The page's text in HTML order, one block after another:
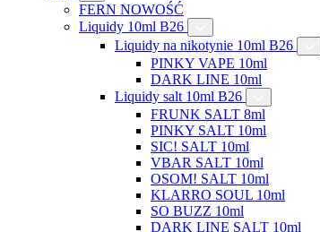
FERN NOWOŚĆ
Liquidy 10ml B26
Liquidy na nikotynie 10ml B26
PINKY VAPE 10ml
DARK LINE 10ml
Liquidy salt 10ml B26
FRUNK SALT 8ml
PINKY SALT 10ml
SIC! SALT 10ml
VBAR SALT 10ml
OSOM! SALT 10ml
KLARRO SOUL 10ml
SO BUZZ 10ml
DARK LINE SALT 10ml